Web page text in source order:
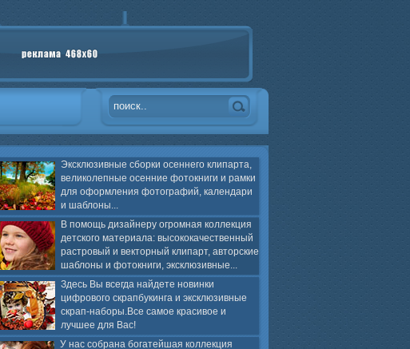
Эксклюзивные сборки осеннего клипарта,
великолепные осенние фотокниги и рамки
для оформления фотографий, календари
и шаблоны...
В помощь дизайнеру огромная коллекция
детского материала: высококачественный
растровый и векторный клипарт, авторские
шаблоны и фотокниги, эксклюзивные...
Здесь Вы всегда найдете новинки
цифрового скрапбукинга и эксклюзивные
скрап-наборы.Все самое красивое и
лучшее для Вас!
У нас собрана богатейшая коллекция